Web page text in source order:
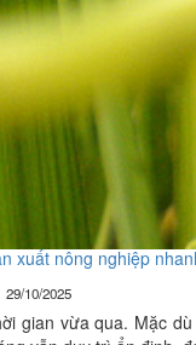
xuất nông nghiệp
29/10/2025
gian vừa qua. Mặc